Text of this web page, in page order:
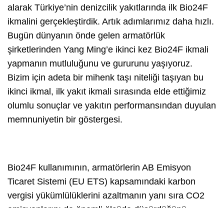
alarak Türkiye’nin denizcilik yakıtlarında ilk Bio24F
ikmalini gerçekleştirdik. Artık adımlarımız daha hızlı.
Bugün dünyanın önde gelen armatörlük
şirketlerinden Yang Ming’e ikinci kez Bio24F ikmali
yapmanın mutluluğunu ve gururunu yaşıyoruz.
Bizim için adeta bir mihenk taşı niteliği taşıyan bu
ikinci ikmal, ilk yakıt ikmali sırasında elde ettiğimiz
olumlu sonuçlar ve yakıtın performansından duyulan
memnuniyetin bir göstergesi.
Bio24F kullanımının, armatörlerin AB Emisyon
Ticaret Sistemi (EU ETS) kapsamındaki karbon
vergisi yükümlülüklerini azaltmanın yanı sıra CO2